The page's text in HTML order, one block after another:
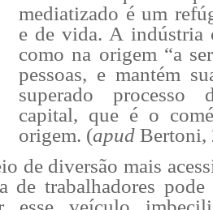
mediatizado é um
e de vida. A indústria
como na origem “a
pessoas, e mantém
superado processo
capital, que é o
origem. (apud Bertoni,
de diversão mais
de trabalhadores